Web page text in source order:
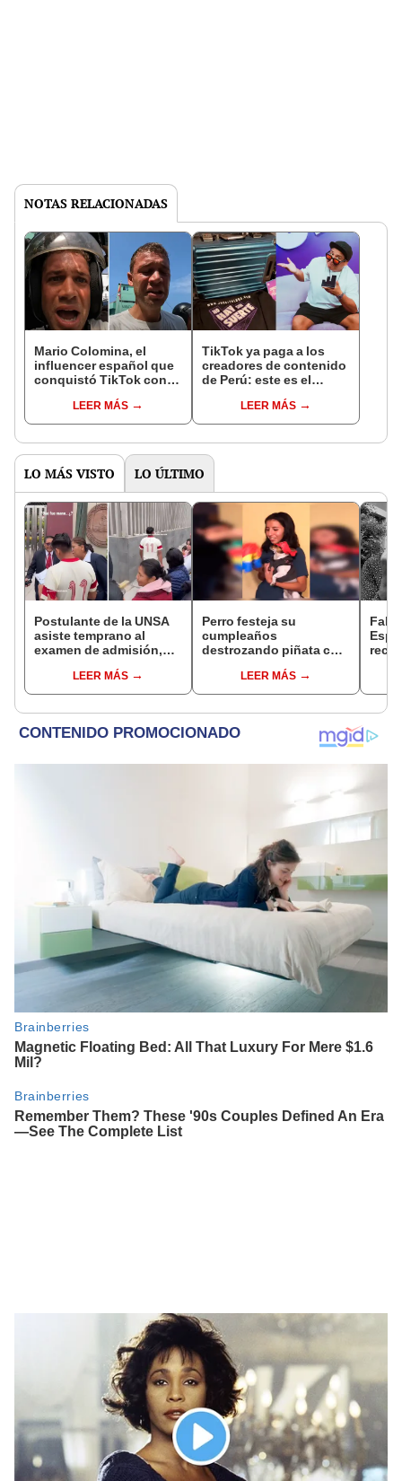
NOTAS RELACIONADAS
Mario Colomina, el
influencer español que
conquistó TikTok con
"Mi amor nació por la
gastronomía"
LEER MÁS
TikTok ya paga a los
creadores de contenido
de Perú: este es el
llegar a cobrar por 1.000
vistas
LEER MÁS
LO MÁS VISTO LO ÚLTIMO
Postulante de la UNSA
asiste temprano al
examen de admisión,
por insólita razón: se
equivocó de día
LEER MÁS
Perro festeja su
cumpleaños
destrozando piñata con
LEER MÁS